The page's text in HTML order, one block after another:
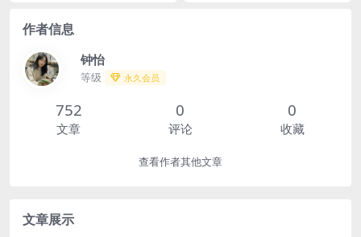
作者信息
钟怡
等级 永久会员
752
文章
0
评论
0
收藏
查看作者其他文章
文章展示